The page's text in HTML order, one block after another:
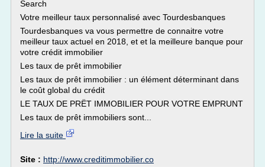
Search
Votre meilleur taux personnalisé avec Tourdesbanques
Tourdesbanques va vous permettre de connaitre votre
meilleur taux actuel en 2018, et et la meilleure banque pour
votre crédit immobilier
Les taux de prêt immobilier
Les taux de prêt immobilier : un élément déterminant dans
le coût global du crédit
LE TAUX DE PRËT IMMOBILIER POUR VOTRE EMPRUNT
Les taux de prêt immobiliers sont...
Lire la suite
Site : http://www.creditimmobilier.co